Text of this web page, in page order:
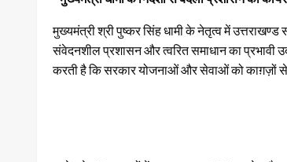
मुख्यमंत्री श्री पुष्कर सिंह धामी के नेतृत्व में
संवेदनशील प्रशासन और त्वरित समाधान का प्रभावी
करती है कि सरकार योजनाओं और सेवाओं को काग़ज़ों से